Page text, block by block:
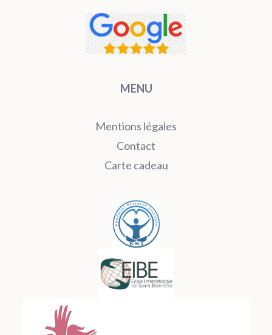
MENU
Mentions légales
Contact
Carte cadeau